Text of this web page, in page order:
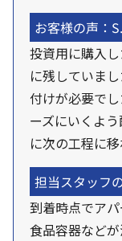
お客様の声：
投資用に購入
に残していま
付けが必要で
ーズにいくよ
に次の工程に移
担当スタッフ
到着時点でア
食品容器など